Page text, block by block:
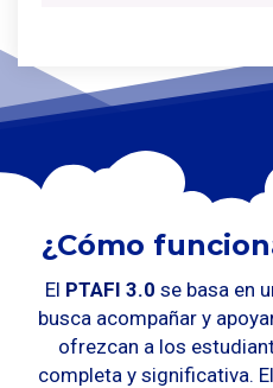
¿Cómo
El PTAFI 3.0 se basa en
busca acompañar y
ofrezcan a los
completa y significativa.